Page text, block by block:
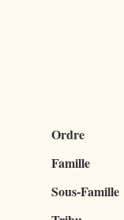
Ordre
Famille
Sous-Famille